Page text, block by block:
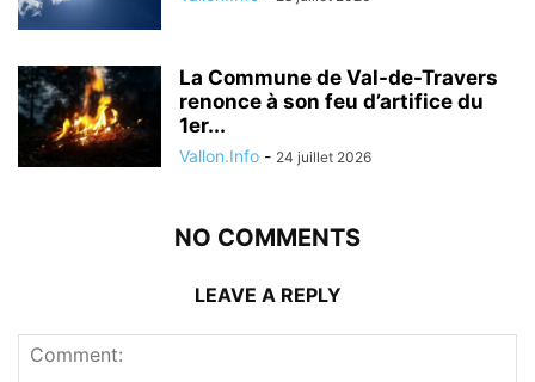
La Commune de Val-de-Travers
renonce à son feu d’artifice du
1er...
Vallon.Info - 24 juillet 2026
NO COMMENTS
LEAVE A REPLY